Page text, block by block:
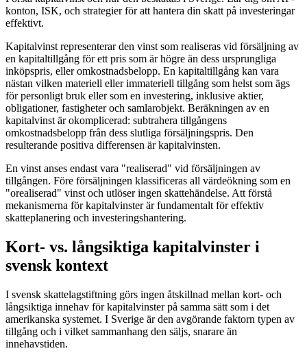
konton, ISK, och strategier för att hantera din skatt på investeringar
effektivt.
Kapitalvinst representerar den vinst som realiseras vid försäljning av
en kapitaltillgång för ett pris som är högre än dess ursprungliga
inköpspris, eller omkostnadsbelopp. En kapitaltillgång kan vara
nästan vilken materiell eller immateriell tillgång som helst som ägs
för personligt bruk eller som en investering, inklusive aktier,
obligationer, fastigheter och samlarobjekt. Beräkningen av en
kapitalvinst är okomplicerad: subtrahera tillgångens
omkostnadsbelopp från dess slutliga försäljningspris. Den
resulterande positiva differensen är kapitalvinsten.
En vinst anses endast vara "realiserad" vid försäljningen av
tillgången. Före försäljningen klassificeras all värdeökning som en
"orealiserad" vinst och utlöser ingen skattehändelse. Att förstå
mekanismerna för kapitalvinster är fundamentalt för effektiv
skatteplanering och investeringshantering.
Kort- vs. långsiktiga kapitalvinster i
svensk kontext
I svensk skattelagstiftning görs ingen åtskillnad mellan kort- och
långsiktiga innehav för kapitalvinster på samma sätt som i det
amerikanska systemet. I Sverige är den avgörande faktorn typen av
tillgång och i vilket sammanhang den säljs, snarare än
innehavstiden.